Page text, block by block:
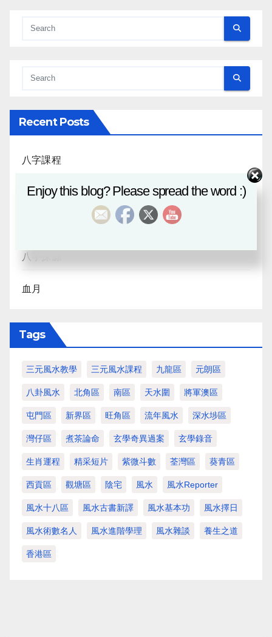
Recent Posts
八字課程
風水班招生
八字探源
血月
Tags
三元風水教學 三元風水課程 九龍區 元朗區
八卦風水 北角區 南區 天水圍 將軍澳區
屯門區 新界區 旺角區 流年風水 深水埗區
灣仔區 煮茶論命 玄學奇異過案 玄學錄音
生肖運程 精采短片 紫微斗數 荃灣區 葵青區
西貢區 觀塘區 陰宅 風水 風水Reporter
風水十八區 風水古書新譯 風水基本功 風水擇日
風水術數名人 風水進階學理 風水雜談 養生之道
香港區
Enjoy this blog? Please spread the word :)